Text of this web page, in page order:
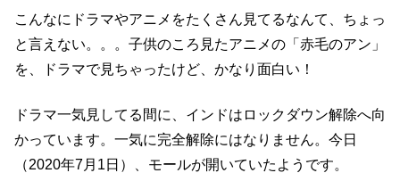
こんなにドラマやアニメをたくさん見てるなんて、ちょっ
と言えない。。。子供のころ見たアニメの「赤毛のアン」
を、ドラマで見ちゃったけど、かなり面白い！
ドラマ一気見してる間に、インドはロックダウン解除へ向
かっています。一気に完全解除にはなりません。今日
（2020年7月1日）、モールが開いていたようです。